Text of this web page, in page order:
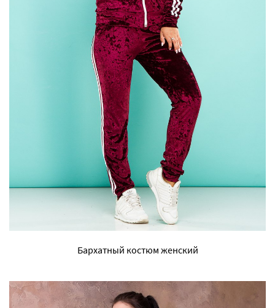
Бархатный костюм женский